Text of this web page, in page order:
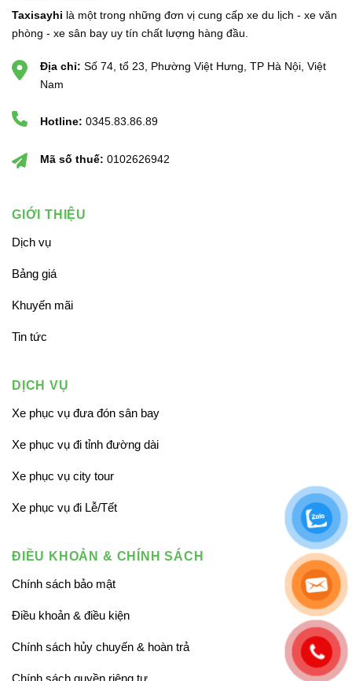
Taxisayhi là một trong những đơn vị cung cấp xe du lịch - xe văn
phòng - xe sân bay uy tín chất lượng hàng đầu.
Địa chỉ: Số 74, tổ 23, Phường Việt Hưng, TP Hà Nội, Việt
Nam
Hotline: 0345.83.86.89
Mã số thuế: 0102626942
GIỚI THIỆU
Dịch vụ
Bảng giá
Khuyến mãi
Tin tức
DỊCH VỤ
Xe phục vụ đưa đón sân bay
Xe phục vụ đi tỉnh đường dài
Xe phục vụ city tour
Xe phục vụ đi Lễ/Tết
ĐIỀU KHOẢN & CHÍNH SÁCH
Chính sách bảo mật
Điều khoản & điều kiện
Chính sách hủy chuyến & hoàn trả
Chính sách quyền riêng tư